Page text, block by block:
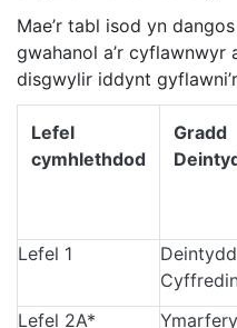
Mae’r tabl isod yn
gwahanol a’r cyflawnwyr
disgwylir iddynt
Lefel
cymhlethdod
Gradd
Lefel 1
Deintydd
Lefel 2A*